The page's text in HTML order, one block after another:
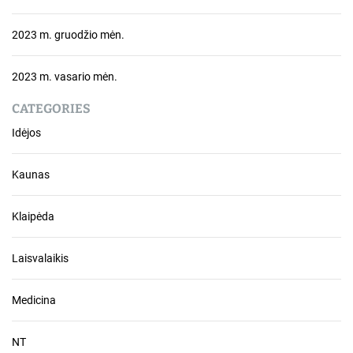
2023 m. gruodžio mėn.
2023 m. vasario mėn.
CATEGORIES
Idėjos
Kaunas
Klaipėda
Laisvalaikis
Medicina
NT